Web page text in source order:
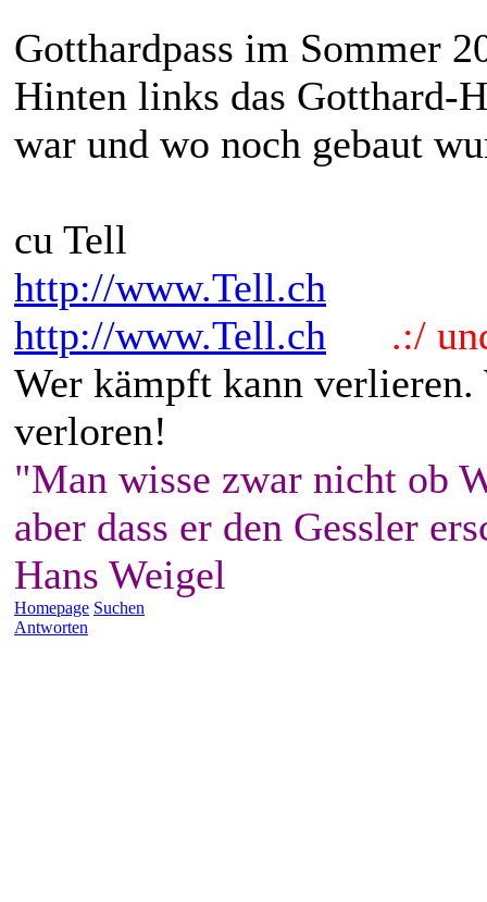
Gotthardpass im Sommer
Hinten links das Gotthard-
war und wo noch gebaut
cu Tell
http://www.Tell.ch
http://www.Tell.ch
.:/
Wer kämpft kann
verloren!
"Man wisse zwar nicht ob
aber dass er den Gessler
Hans Weigel
Homepage Suchen
Antworten